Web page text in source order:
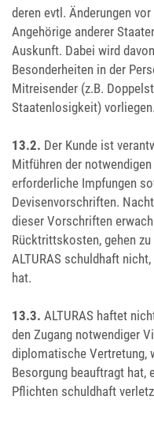
deren evtl. Änderungen
Angehörige anderer
Auskunft. Dabei wird
Besonderheiten in der
Mitreisender (z.B.
Staatenlosigkeit) vorliegen.
13.2. Der Kunde ist
Mitführen der notwendigen
erforderliche Impfungen
Devisenvorschriften.
dieser Vorschriften
Rücktrittskosten, gehen
ALTURAS schuldhaft
hat.
13.3. ALTURAS haftet
den Zugang notwendiger
diplomatische Vertretung,
Besorgung beauftragt hat,
Pflichten schuldhaft